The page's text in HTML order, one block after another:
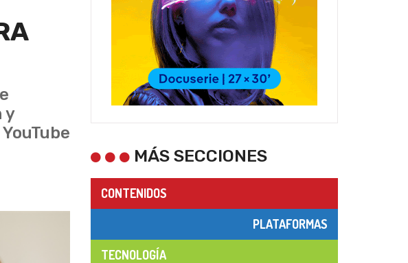
y
MÁS SECCIONES
CONTENIDOS
PLATAFORMAS
TECNOLOGÍA